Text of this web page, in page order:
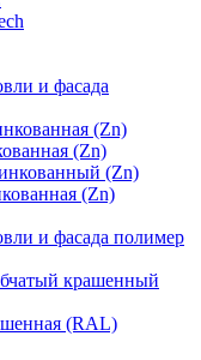
и фасада
(Zn)
(Zn)
(Zn)
(Zn)
и фасада полимер
крашенный
(RAL)